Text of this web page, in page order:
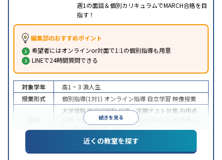
週1の面談＆個別カリキュラムでMARCH合格を目
指す！
編集部のおすすめポイント
希望者にはオンラインor対面で1:1の個別指導も用意
LINEで24時間質問できる
続きを見る
対象学年 高1 ~ 3 浪人生
授業形式
個別指導(1対1) オンライン指導 自立学習 映像授業
大学受験医学部受験授業・定期テスト対策 内申点
学習習慣の定着 総合型選抜(旧AO)対策
試対策学校別特化対策
特徴
中高一貫校生に対応授業の振替可能
学習にPC・タブレットを利用オンライン対応1
近くの教室を探す